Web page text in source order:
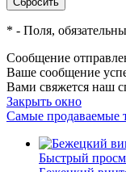
* - Поля,
Сообщение
Ваше сообщение
Вами свяжется наш
Закрыть окно
Самые продаваемые
Быстрый